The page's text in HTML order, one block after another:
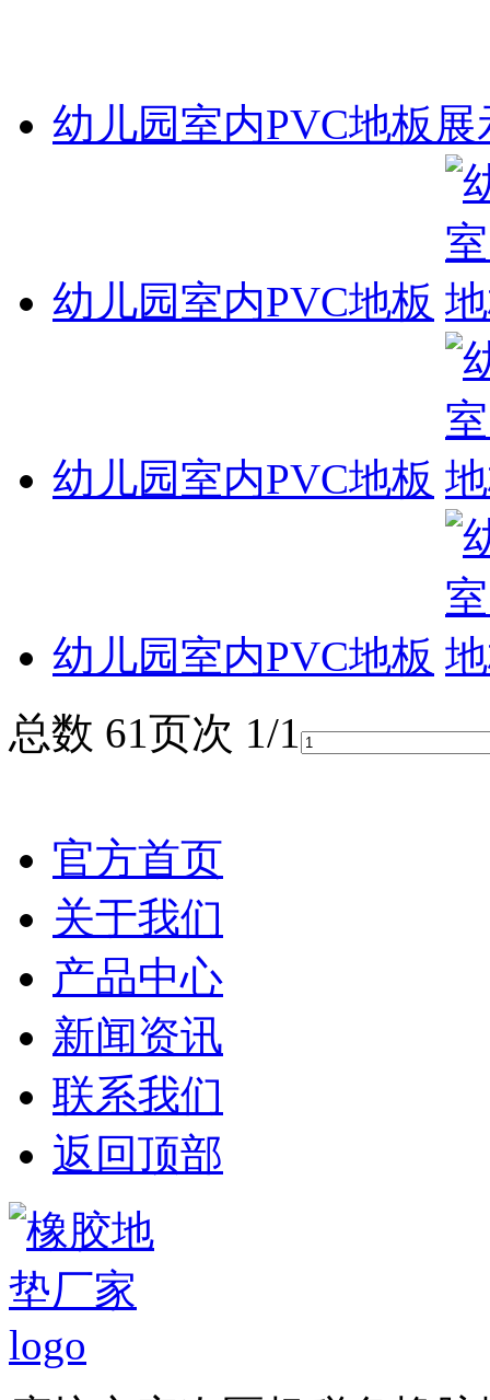
幼儿园室内PVC地板展
幼儿园室内PVC地板
幼儿园室内PVC地板
幼儿园室内PVC地板
总数 61页次 1/1
官方首页
关于我们
产品中心
新闻资讯
联系我们
返回顶部